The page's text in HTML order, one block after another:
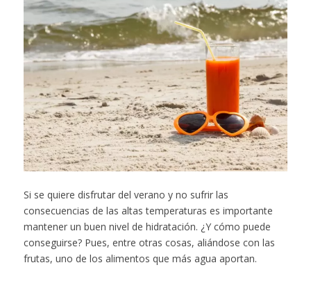
Si se quiere disfrutar del verano y no sufrir las
consecuencias de las altas temperaturas es importante
mantener un buen nivel de hidratación. ¿Y cómo puede
conseguirse? Pues, entre otras cosas, aliándose con las
frutas, uno de los alimentos que más agua aportan.